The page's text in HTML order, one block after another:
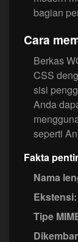
bagian
Cara
Berkas
CSS
sisi
Anda
seperti
Fakta
Nama
Ekstensi:
Tipe